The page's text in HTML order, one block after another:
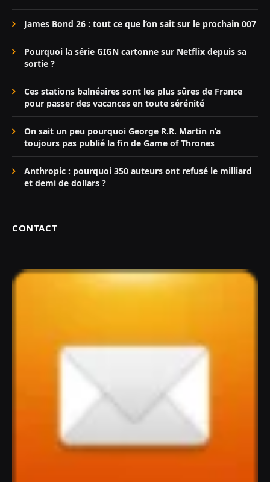
James Bond 26 : tout ce que l’on sait sur le prochain 007
Pourquoi la série GIGN cartonne sur Netflix depuis sa
sortie ?
Ces stations balnéaires sont les plus sûres de France
pour passer des vacances en toute sérénité
On sait un peu pourquoi George R.R. Martin n’a
toujours pas publié la fin de Game of Thrones
Anthropic : pourquoi 350 auteurs ont refusé le milliard
et demi de dollars ?
CONTACT